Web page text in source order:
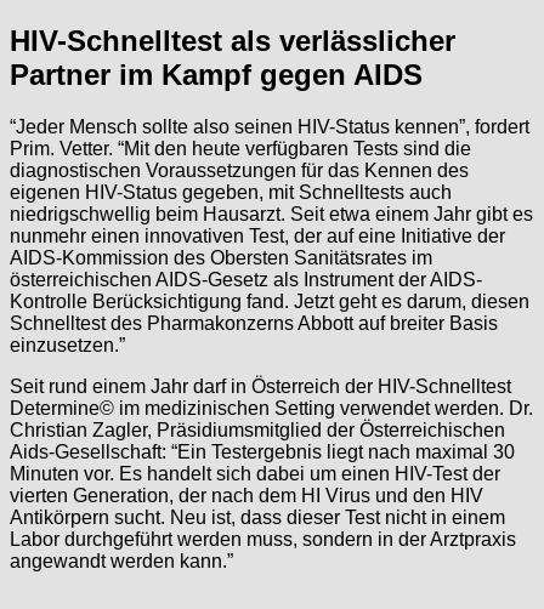
HIV-Schnelltest als verlässlicher
Partner im Kampf gegen AIDS
“Jeder Mensch sollte also seinen HIV-Status kennen”, fordert
Prim. Vetter. “Mit den heute verfügbaren Tests sind die
diagnostischen Voraussetzungen für das Kennen des
eigenen HIV-Status gegeben, mit Schnelltests auch
niedrigschwellig beim Hausarzt. Seit etwa einem Jahr gibt es
nunmehr einen innovativen Test, der auf eine Initiative der
AIDS-Kommission des Obersten Sanitätsrates im
österreichischen AIDS-Gesetz als Instrument der AIDS-
Kontrolle Berücksichtigung fand. Jetzt geht es darum, diesen
Schnelltest des Pharmakonzerns Abbott auf breiter Basis
einzusetzen.”
Seit rund einem Jahr darf in Österreich der HIV-Schnelltest
Determine© im medizinischen Setting verwendet werden. Dr.
Christian Zagler, Präsidiumsmitglied der Österreichischen
Aids-Gesellschaft: “Ein Testergebnis liegt nach maximal 30
Minuten vor. Es handelt sich dabei um einen HIV-Test der
vierten Generation, der nach dem HI Virus und den HIV
Antikörpern sucht. Neu ist, dass dieser Test nicht in einem
Labor durchgeführt werden muss, sondern in der Arztpraxis
angewandt werden kann.”